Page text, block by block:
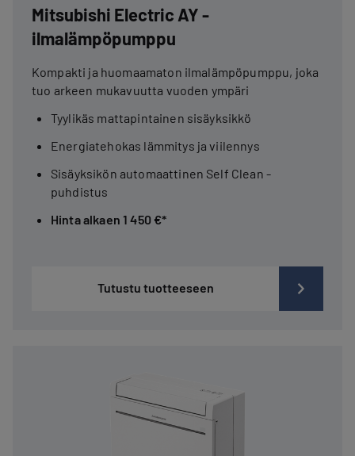
Mitsubishi Electric AY -
ilmalämpöpumppu
Kompakti ja huomaamaton ilmalämpöpumppu, joka
tuo arkeen mukavuutta vuoden ympäri
Tyylikäs mattapintainen sisäyksikkö
Energiatehokas lämmitys ja viilennys
Sisäyksikön automaattinen Self Clean -
puhdistus
Hinta alkaen 1 450 €*
Tutustu tuotteeseen